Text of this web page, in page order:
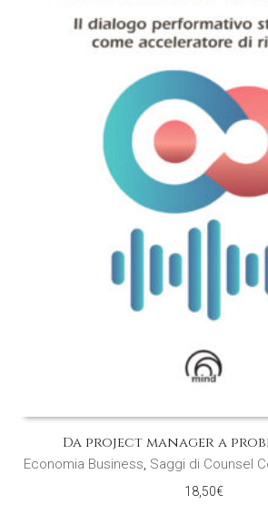
Da project manager a
Economia Business, Saggi di Counsel
18,50€